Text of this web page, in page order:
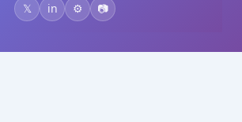
𝕏 in ⚙️ 📷